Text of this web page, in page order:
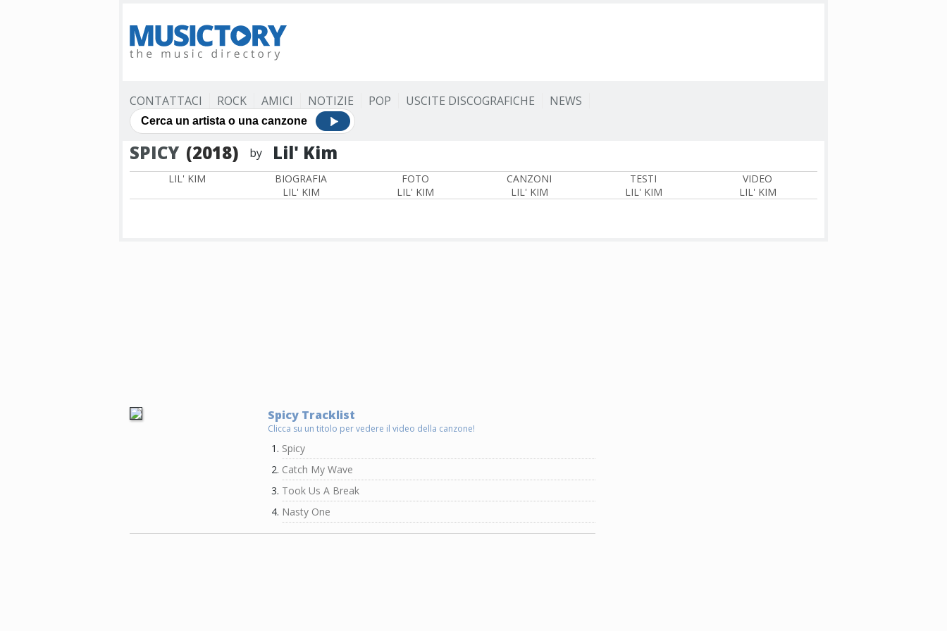
CONTATTACI ROCK AMICI NOTIZIE POP USCITE DISCOGRAFICHE NEWS
SPICY (2018) by Lil' Kim
LIL' KIM
BIOGRAFIA
LIL' KIM
FOTO
LIL' KIM
CANZONI
LIL' KIM
TESTI
LIL' KIM
VIDEO
LIL' KIM
Spicy Tracklist
Clicca su un titolo per vedere il video della canzone!
Spicy
Catch My Wave
Took Us A Break
Nasty One